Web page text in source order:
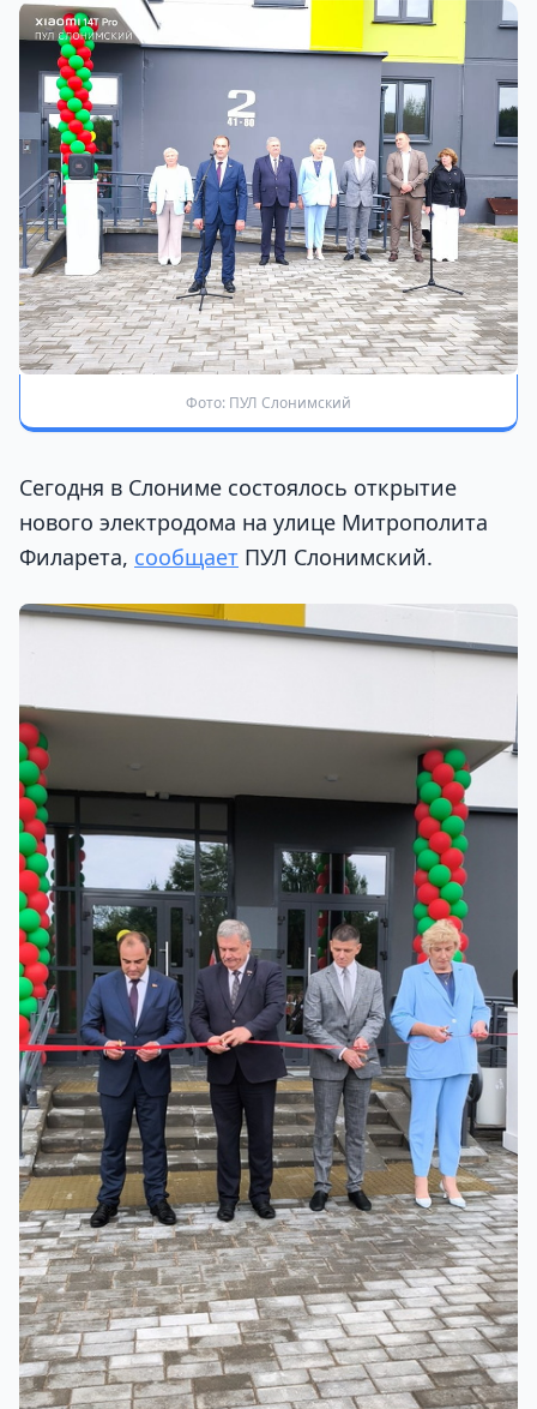
Фото: ПУЛ Слонимский
Сегодня в Слониме состоялось открытие
нового электродома на улице Митрополита
Филарета, сообщает ПУЛ Слонимский.